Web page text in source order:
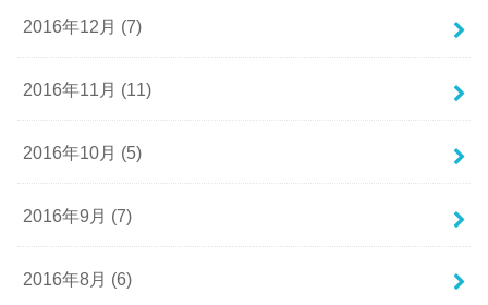
2016年12月 (7)
2016年11月 (11)
2016年10月 (5)
2016年9月 (7)
2016年8月 (6)